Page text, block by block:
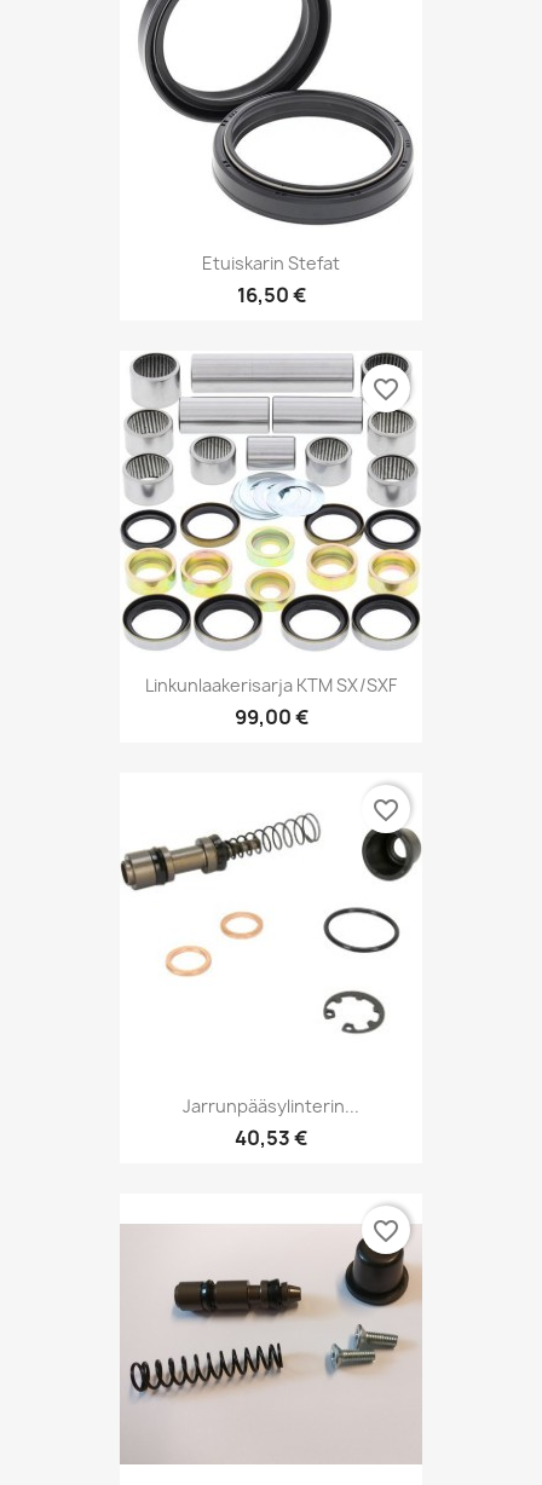
Etuiskarin Stefat
16,50 €
Linkunlaakerisarja KTM SX/SXF
99,00 €
favorite_border
Jarrunpääsylinterin...
40,53 €
favorite_border
favorite_border